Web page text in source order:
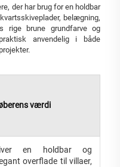
der har brug for en holdbar
belægning,
rige brune grundfarve og
anvendelig i både
værdi
en holdbar og
overflade til villaer,